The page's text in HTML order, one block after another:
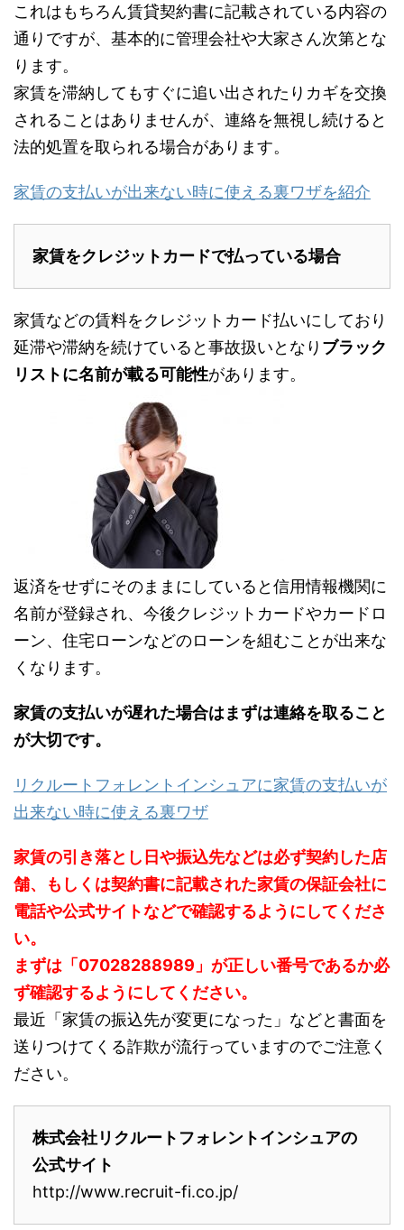
これはもちろん賃貸契約書に記載されている内容の
通りですが、基本的に管理会社や大家さん次第とな
ります。
家賃を滞納してもすぐに追い出されたりカギを交換
されることはありませんが、連絡を無視し続けると
法的処置を取られる場合があります。
家賃の支払いが出来ない時に使える裏ワザを紹介
家賃をクレジットカードで払っている場合
家賃などの賃料をクレジットカード払いにしており
延滞や滞納を続けていると事故扱いとなり ブラック
リストに名前が載る可能性があります。
返済をせずにそのままにしていると信用情報機関に
名前が登録され、今後クレジットカードやカードロ
ーン、住宅ローンなどのローンを組むことが出来な
くなります。
家賃の支払いが遅れた場合はまずは連絡を取ること
が大切です。
リクルートフォレントインシュアに家賃の支払いが
出来ない時に使える裏ワザ
家賃の引き落とし日や振込先などは必ず契約した店
舗、もしくは契約書に記載された家賃の保証会社に
電話や公式サイトなどで確認するようにしてくださ
い。
まずは「07028288989」が正しい番号であるか必
ず確認するようにしてください。
最近「家賃の振込先が変更になった」などと書面を
送りつけてくる詐欺が流行っていますのでご注意く
ださい。
株式会社リクルートフォレントインシュアの
公式サイト
http://www.recruit-fi.co.jp/